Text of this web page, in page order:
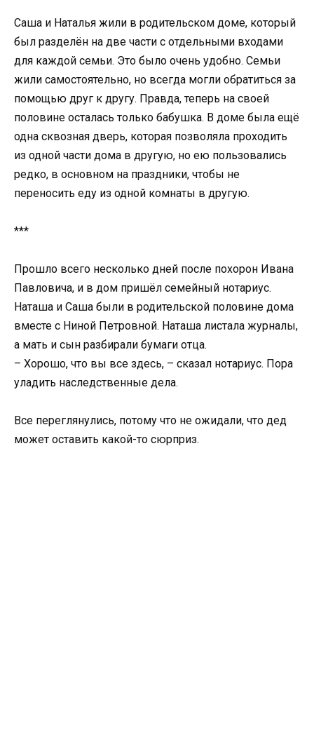
Саша и Наталья жили в родительском доме, который
был разделён на две части с отдельными входами
для каждой семьи. Это было очень удобно. Семьи
жили самостоятельно, но всегда могли обратиться за
помощью друг к другу. Правда, теперь на своей
половине осталась только бабушка. В доме была ещё
одна сквозная дверь, которая позволяла проходить
из одной части дома в другую, но ею пользовались
редко, в основном на праздники, чтобы не
переносить еду из одной комнаты в другую.
***
Прошло всего несколько дней после похорон Ивана
Павловича, и в дом пришёл семейный нотариус.
Наташа и Саша были в родительской половине дома
вместе с Ниной Петровной. Наташа листала журналы,
а мать и сын разбирали бумаги отца.
– Хорошо, что вы все здесь, – сказал нотариус. Пора
уладить наследственные дела.
Все переглянулись, потому что не ожидали, что дед
может оставить какой-то сюрприз.